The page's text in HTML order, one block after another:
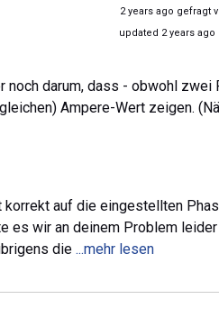
2 years ago gefragt
updated 2 years ago
noch darum, dass - obwohl zwei
Ampere-Wert zeigen.
auf die eingestellten
es wir an deinem Problem
die ...mehr lesen